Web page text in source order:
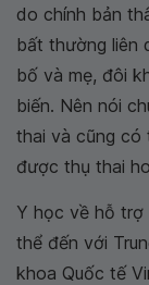
do chính bản
bất thường liên
bố và mẹ, đôi
biến. Nên nói
thai và cũng có
được thụ thai
Y học về hỗ trợ
thể đến với
khoa Quốc tế